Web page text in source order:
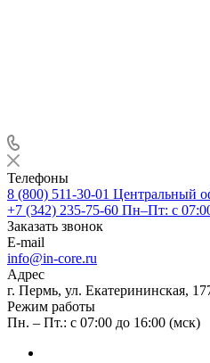
Телефоны
8 (800) 511-30-01 Центральный
+7 (342) 235-75-60 Пн–Пт: с
Заказать звонок
E-mail
info@in-core.ru
Адрес
г. Пермь, ул. ​Екатерининская,
Режим работы
Пн. – Пт.: с 07:00 до 16:00 (мск)